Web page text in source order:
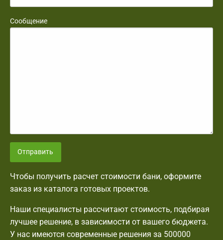
Сообщение
Отправить
Чтобы получить расчет стоимости бани, оформите
заказ из каталога готовых проектов.
Наши специалисты рассчитают стоимость, подбирая
лучшее решение, в зависимости от вашего бюджета.
У нас имеются современные решения за 500000